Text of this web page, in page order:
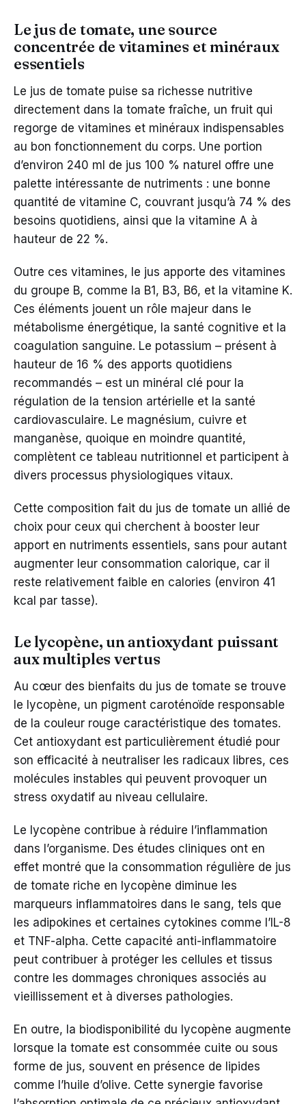
Le jus de tomate, une source
concentrée de vitamines et minéraux
essentiels
Le jus de tomate puise sa richesse nutritive
directement dans la tomate fraîche, un fruit qui
regorge de vitamines et minéraux indispensables
au bon fonctionnement du corps. Une portion
d’environ 240 ml de jus 100 % naturel offre une
palette intéressante de nutriments : une bonne
quantité de vitamine C, couvrant jusqu’à 74 % des
besoins quotidiens, ainsi que la vitamine A à
hauteur de 22 %.
Outre ces vitamines, le jus apporte des vitamines
du groupe B, comme la B1, B3, B6, et la vitamine K.
Ces éléments jouent un rôle majeur dans le
métabolisme énergétique, la santé cognitive et la
coagulation sanguine. Le potassium – présent à
hauteur de 16 % des apports quotidiens
recommandés – est un minéral clé pour la
régulation de la tension artérielle et la santé
cardiovasculaire. Le magnésium, cuivre et
manganèse, quoique en moindre quantité,
complètent ce tableau nutritionnel et participent à
divers processus physiologiques vitaux.
Cette composition fait du jus de tomate un allié de
choix pour ceux qui cherchent à booster leur
apport en nutriments essentiels, sans pour autant
augmenter leur consommation calorique, car il
reste relativement faible en calories (environ 41
kcal par tasse).
Le lycopène, un antioxydant puissant
aux multiples vertus
Au cœur des bienfaits du jus de tomate se trouve
le lycopène, un pigment caroténoïde responsable
de la couleur rouge caractéristique des tomates.
Cet antioxydant est particulièrement étudié pour
son efficacité à neutraliser les radicaux libres, ces
molécules instables qui peuvent provoquer un
stress oxydatif au niveau cellulaire.
Le lycopène contribue à réduire l’inflammation
dans l’organisme. Des études cliniques ont en
effet montré que la consommation régulière de jus
de tomate riche en lycopène diminue les
marqueurs inflammatoires dans le sang, tels que
les adipokines et certaines cytokines comme l’IL-8
et TNF-alpha. Cette capacité anti-inflammatoire
peut contribuer à protéger les cellules et tissus
contre les dommages chroniques associés au
vieillissement et à diverses pathologies.
En outre, la biodisponibilité du lycopène augmente
lorsque la tomate est consommée cuite ou sous
forme de jus, souvent en présence de lipides
comme l’huile d’olive. Cette synergie favorise